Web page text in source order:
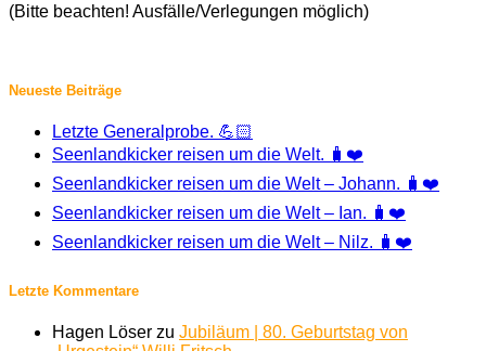
(Bitte beachten! Ausfälle/Verlegungen möglich)
Neueste Beiträge
Letzte Generalprobe. 💪🏻
Seenlandkicker reisen um die Welt. 🧳❤️
Seenlandkicker reisen um die Welt – Johann. 🧳❤️
Seenlandkicker reisen um die Welt – Ian. 🧳❤️
Seenlandkicker reisen um die Welt – Nilz. 🧳❤️
Letzte Kommentare
Hagen Löser zu Jubiläum | 80. Geburtstag von